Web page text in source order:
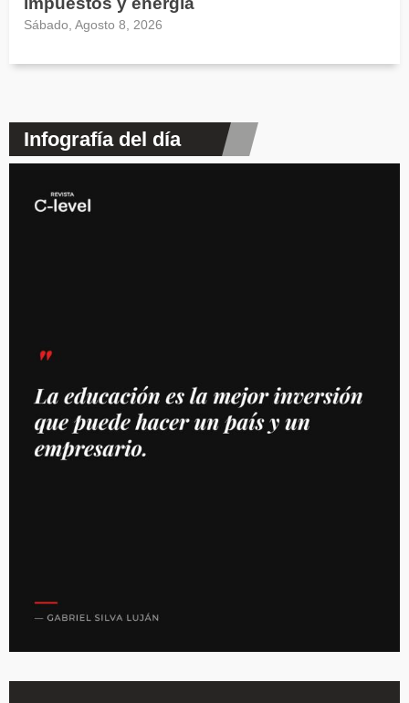
Sábado, Agosto 8, 2026
Infografía del día